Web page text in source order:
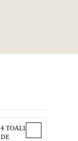
4 TOALLAS
DE